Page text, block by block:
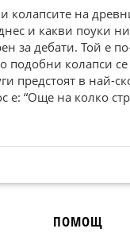
колапсите на
и какви поуки ни
за дебати. Той e
подобни колапси
предстоят в най-
е: “Още на колко
ПОМОЩ